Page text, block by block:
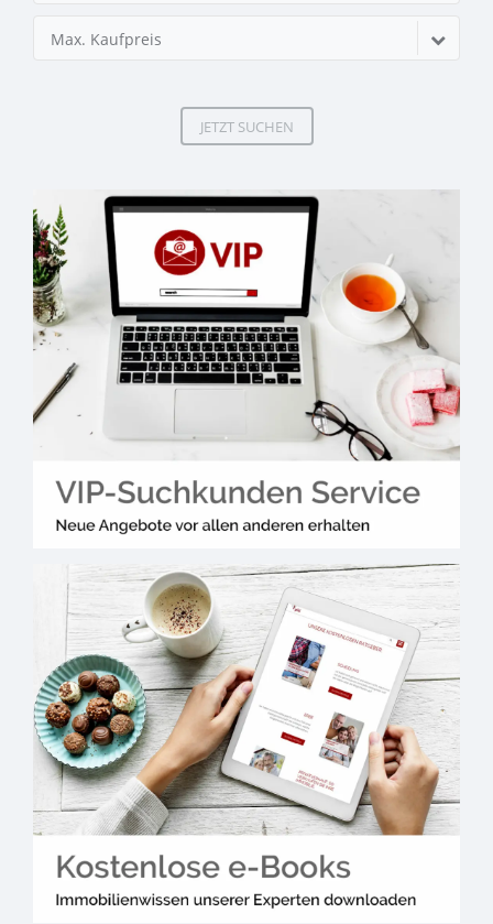
Max. Kaufpreis
JETZT SUCHEN